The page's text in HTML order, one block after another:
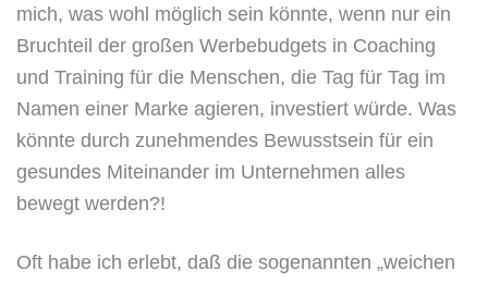
mich, was wohl möglich sein könnte, wenn nur ein
Bruchteil der großen Werbebudgets in Coaching
und Training für die Menschen, die Tag für Tag im
Namen einer Marke agieren, investiert würde. Was
könnte durch zunehmendes Bewusstsein für ein
gesundes Miteinander im Unternehmen alles
bewegt werden?!
Oft habe ich erlebt, daß die sogenannten „weichen